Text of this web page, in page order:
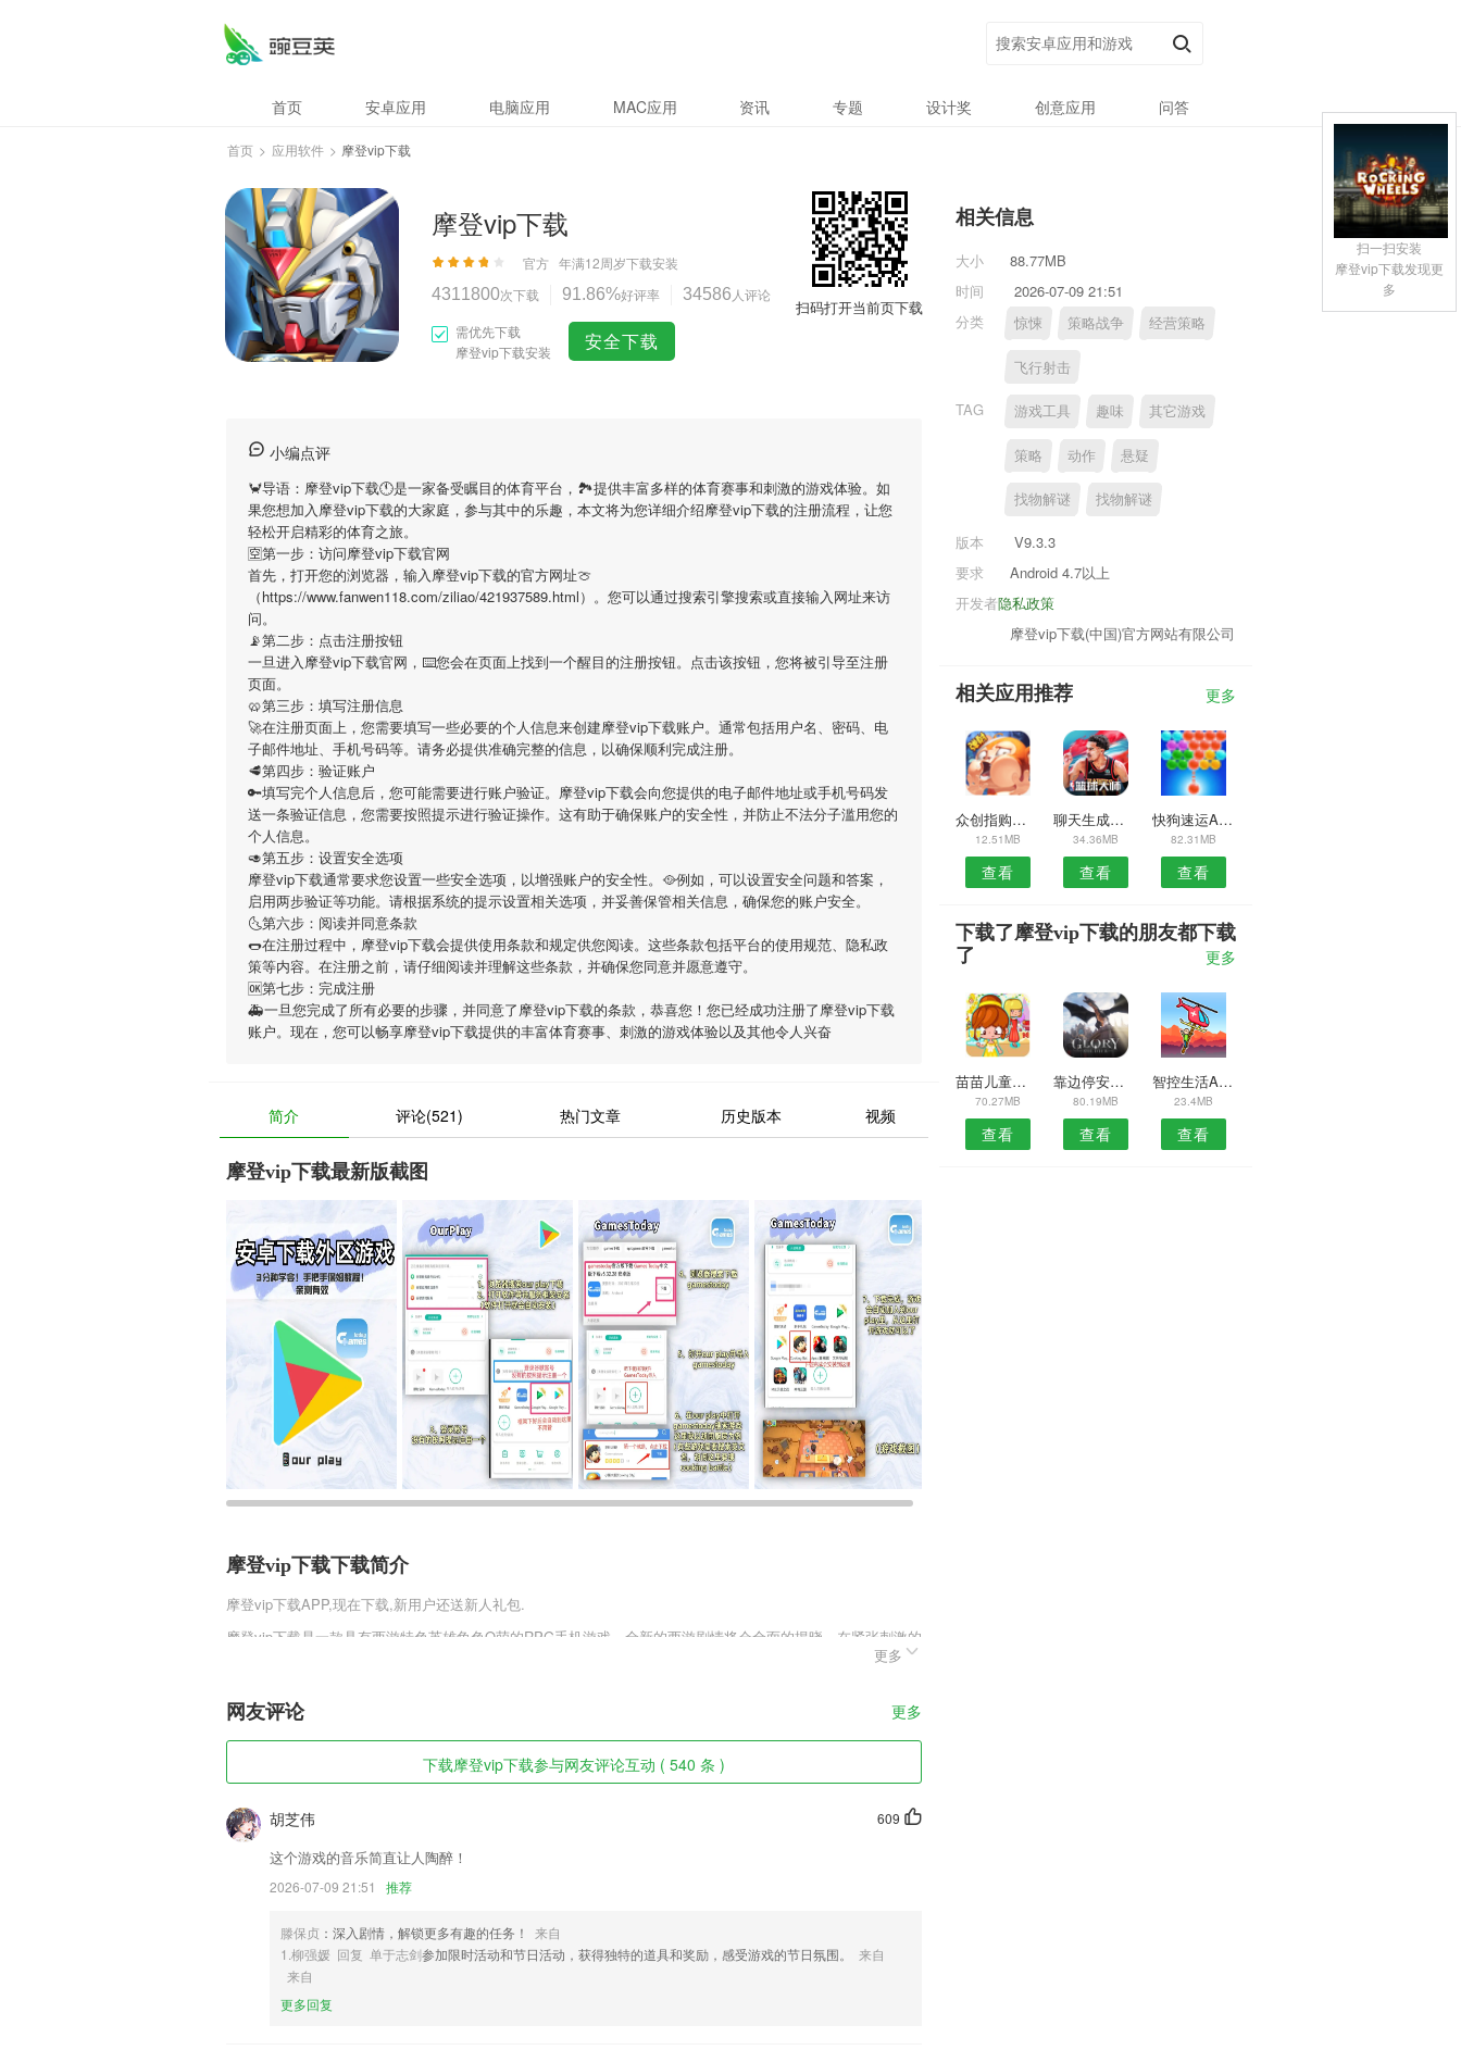
首页 安卓应用 电脑应用 MAC应用 资讯 专题 设计奖 创意应用 问答
首页 > 应用软件 > 摩登vip下载
摩登vip下载
官方 年满12周岁下载安装
4311800次下载 91.86%好评率 34586 人评论
需优先下载
摩登vip下载安装
安全下载
扫码打开当前页下载
小编点评
🦀导语： 摩登vip下载🕚是一家备受瞩目的体育平台，🏞提供丰富多样的体育赛事和刺激的游戏体验。如
果您想加入 摩登vip下载的大家庭，参与其中的乐趣，本文将为您详细介绍摩登vip下载的注册流程，让您
轻松开启精彩的体育之旅。
🈳第一步：访问摩登vip下载官网
首先，打开您的浏览器，输入 摩登vip下载的官方网址🍈
（https://www.fanwen118.com/ziliao/421937589.html）。您可以通过搜索引擎搜索或直接输入网址来访
问。
📡第二步：点击注册按钮
一旦进入 摩登vip下载官网，⌨️您会在页面上找到一个醒目的注册按钮。点击该按钮，您将被引导至注册
页面。
🥨第三步：填写注册信息
🚀在注册页面上，您需要填写一些必要的个人信息来创建摩登vip下载账户。通常包括用户名、密码、电
子邮件地址、手机号码等。请务必提供准确完整的信息，以确保顺利完成注册。
🥩第四步：验证账户
🔑填写完个人信息后，您可能需要进行账户验证。 摩登vip下载会向您提供的电子邮件地址或手机号码发
送一条验证信息，您需要按照提示进行验证操作。这有助于确保账户的安全性，并防止不法分子滥用您的
个人信息。
🥑第五步：设置安全选项
摩登vip下载通常要求您设置一些安全选项，以增强账户的安全性。🥘例如，可以设置安全问题和答案，
启用两步验证等功能。请根据系统的提示设置相关选项，并妥善保管相关信息，确保您的账户安全。
🌜第六步：阅读并同意条款
🌭在注册过程中， 摩登vip下载会提供使用条款和规定供您阅读。这些条款包括平台的使用规范、隐私政
策等内容。在注册之前，请仔细阅读并理解这些条款，并确保您同意并愿意遵守。
🆗第七步：完成注册
🚑一旦您完成了所有必要的步骤，并同意了摩登vip下载的条款，恭喜您！您已经成功注册了摩登vip下载
账户。现在，您可以畅享摩登vip下载提供的丰富体育赛事、刺激的游戏体验以及其他令人兴奋
简介 评论(521) 热门文章 历史版本 视频
摩登vip下载最新版截图
摩登vip下载下载简介
摩登vip下载APP,现在下载,新用户还送新人礼包.
摩登vip下载是一款具有西游特色英雄角色Q萌的RPG手机游戏，全新的西游剧情将会全面的揭晓，在紧张刺激的
战斗之中来完成降妖的任务，来自天庭的危机全面的到来，造梦的旅途还在继续，没有任何力量可以阻止你们前
大圣一起来征服吧。
1,三个亿的下载量，千万家庭早教启蒙的好选择，专属0至12岁小朋友的贴身移动教育专家。
2,所有的施工工程费用在应用中就能实现计算,以便用户能高效的了解;
3,提供第三方应用健康数据接入，实现个人健康数据管理平台，为您做个性化的健康管理。
4,操作便捷：无需注册。安装后即可阅读。
树立香河好形象。
6,查看附近的学习好友；
摩登vip下载软件优势
更多
网友评论 更多
下载摩登vip下载参与网友评论互动 ( 540 条 )
609
胡芝伟
这个游戏的音乐简直让人陶醉！
2026-07-09 21:51 推荐
滕保贞 ：深入剧情，解锁更多有趣的任务！
来自
1.柳强媛 回复 单于志剑参加限时活动和节日活动，获得独特的道具和奖励，感受游戏的节日氛围。
来自
来自
更多回复
相关信息
大小
88.77MB
时间
2026-07-09 21:51
分类
惊悚 策略战争 经营策略
飞行射击
TAG 游戏工具 趣味 其它游戏
策略 动作 悬疑
找物解谜 找物解谜
版本
V9.3.3
要求
Android 4.7以上
隐私政策
开发者
摩登vip下载(中国)官方网站有限公司
相关应用推荐 更多
众创指购安卓版
12.51MB
查看
聊天生成器安卓版
34.36MB
查看
快狗速运APP
82.31MB
查看
下载了摩登vip下载的朋友都下载
了
更多
苗苗儿童端APP
70.27MB
查看
靠边停安卓版
80.19MB
查看
智控生活APP
23.4MB
查看
扫一扫安装
摩登vip下载发现更
多